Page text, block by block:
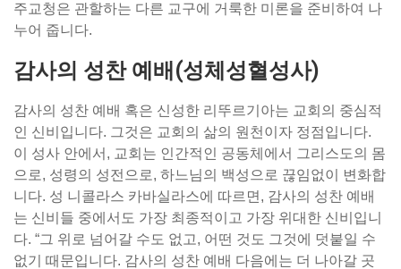
주교청은 관할하는 다른 교구에 거룩한 미론을 준비하여 나
누어 줍니다.
감사의 성찬 예배(성체성혈성사)
감사의 성찬 예배 혹은 신성한 리뚜르기아는 교회의 중심적
인 신비입니다. 그것은 교회의 삶의 원천이자 정점입니다.
이 성사 안에서, 교회는 인간적인 공동체에서 그리스도의 몸
으로, 성령의 성전으로, 하느님의 백성으로 끊임없이 변화합
니다. 성 니콜라스 카바실라스에 따르면, 감사의 성찬 예배
는 신비들 중에서도 가장 최종적이고 가장 위대한 신비입니
다. “그 위로 넘어갈 수도 없고, 어떤 것도 그것에 덧붙일 수
없기 때문입니다. 감사의 성찬 예배 다음에는 더 나아갈 곳